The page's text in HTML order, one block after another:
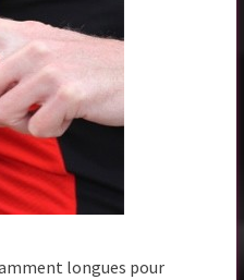
longues pour